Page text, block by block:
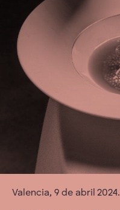
Valencia, 9 de abril 2024.